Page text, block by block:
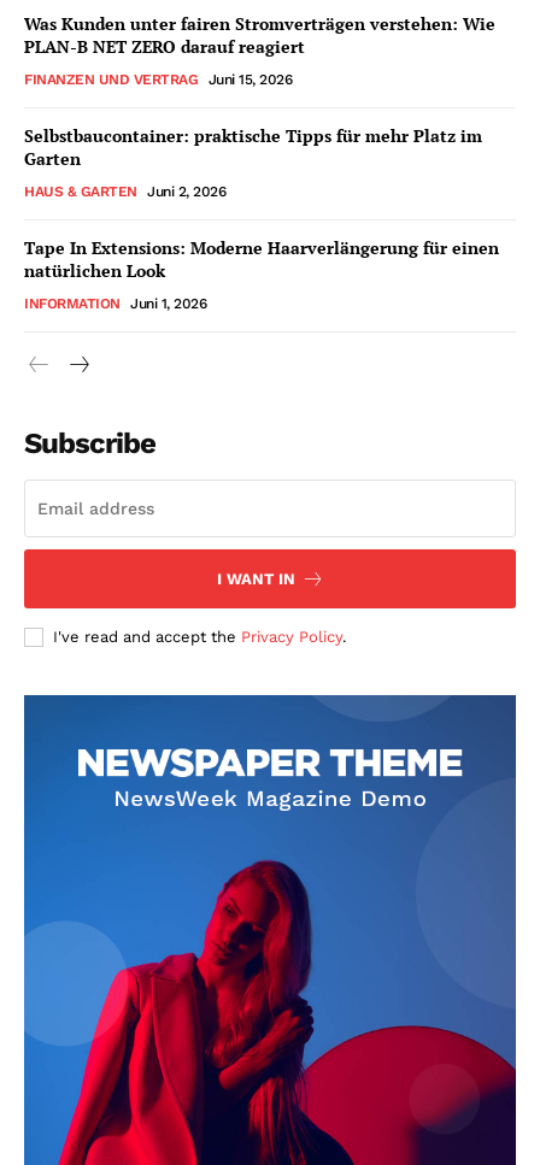
Was Kunden unter fairen Stromverträgen verstehen: Wie
PLAN-B NET ZERO darauf reagiert
FINANZEN UND VERTRAG Juni 15, 2026
Selbstbaucontainer: praktische Tipps für mehr Platz im
Garten
HAUS & GARTEN Juni 2, 2026
Tape In Extensions: Moderne Haarverlängerung für einen
natürlichen Look
INFORMATION Juni 1, 2026
Subscribe
I WANT IN
I've read and accept the Privacy Policy.